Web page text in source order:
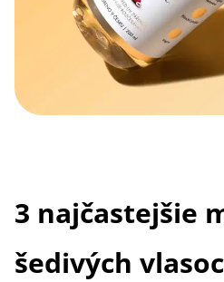
3 najčastejšie
šedivých